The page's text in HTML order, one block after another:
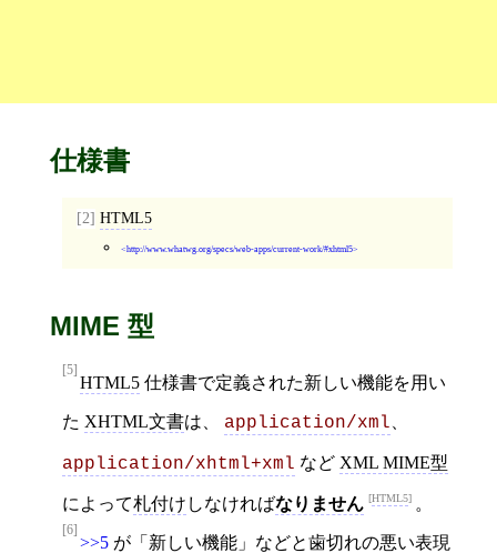
仕様書
[2] HTML5
http://www.whatwg.org/specs/web-apps/current-work/#xhtml5
MIME 型
[5]
HTML5 仕様書で定義された新しい機能を用い
た XHTML文書は、 application/xml
application/xhtml+xml など XML MIME型
によって札付け しなければなりません HTML5 。
[6]
>>5 が「新しい機能」などと歯切れの悪い表現